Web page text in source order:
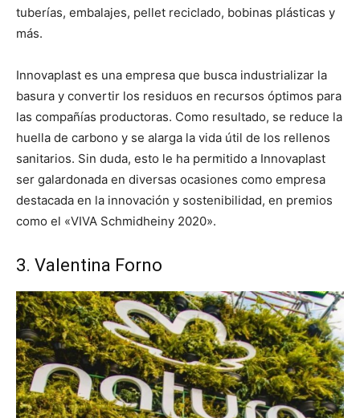
tuberías, embalajes, pellet reciclado, bobinas plásticas y
más.
Innovaplast es una empresa que busca industrializar la
basura y convertir los residuos en recursos óptimos para
las compañías productoras. Como resultado, se reduce la
huella de carbono y se alarga la vida útil de los rellenos
sanitarios. Sin duda, esto le ha permitido a Innovaplast
ser galardonada en diversas ocasiones como empresa
destacada en la innovación y sostenibilidad, en premios
como el «VIVA Schmidheiny 2020».
3. Valentina Forno